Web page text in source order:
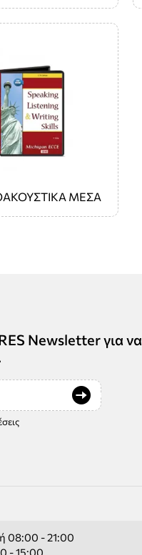
ΜΕΣΑ
Newsletter για να
08:00 - 21:00
- 15:00